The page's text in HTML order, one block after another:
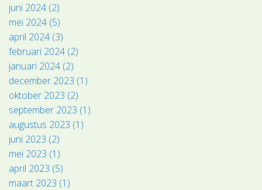
juni 2024 (2)
mei 2024 (5)
april 2024 (3)
februari 2024 (2)
januari 2024 (2)
december 2023 (1)
oktober 2023 (2)
september 2023 (1)
augustus 2023 (1)
juni 2023 (2)
mei 2023 (1)
april 2023 (5)
maart 2023 (1)